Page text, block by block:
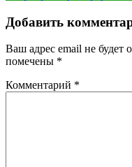
записям
Добавить
Ваш адрес email не будет
помечены *
Комментарий *